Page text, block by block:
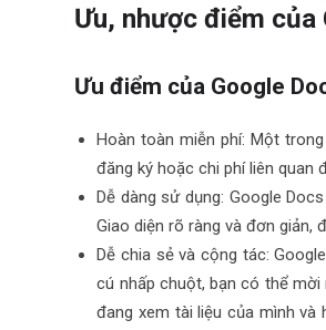
Ưu, nhược điểm của
Ưu điểm của Google
Hoàn toàn miễn phí: Một
đăng ký hoặc chi phí liên quan
Dễ dàng sử dụng: Google
Giao diện rõ ràng và đơn giản,
Dễ chia sẻ và cộng tác:
cú nhấp chuột, bạn có thể
đang xem tài liệu của mình